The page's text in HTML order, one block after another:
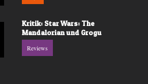
Kritik: Star Wars: The
Mandalorian und Grogu
Reviews